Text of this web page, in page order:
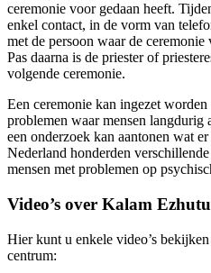
ceremonie voor gedaan heeft.
enkel contact, in de vorm van
met de persoon waar de
Pas daarna is de priester of
volgende ceremonie.
Een ceremonie kan ingezet worden
problemen waar mensen langdurig
een onderzoek kan aantonen wat
Nederland honderden
mensen met problemen op
Video’s over Kalam Ezhutu
Hier kunt u enkele video’s
centrum: